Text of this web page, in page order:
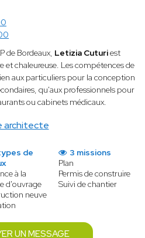
architecte
de Bordeaux, Letizia Cuturiest
et chaleureuse. Les compétences de
aux particuliers pour la conception
qu'aux professionnels pour
ou cabinets médicaux.
de
à la
d'ouvrage
neuve
3 missions
Plan
Permis de construire
Suivi de chantier
UN MESSAGE